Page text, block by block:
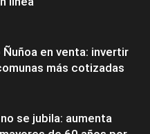
en venta: invertir
más cotizadas
se jubila: aumenta